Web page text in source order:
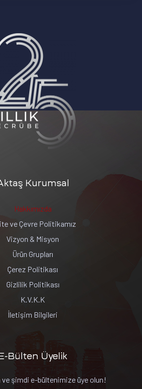
Kurumsal
Hakkımızda
ve Çevre Politikamız
Vizyon & Misyon
Ürün Grupları
Çerez Politikası
Gizlilik Politikası
K.V.K.K
İletişim Bilgileri
E-Bülten Üyelik
ve şimdi e-bültenimize üye olun!